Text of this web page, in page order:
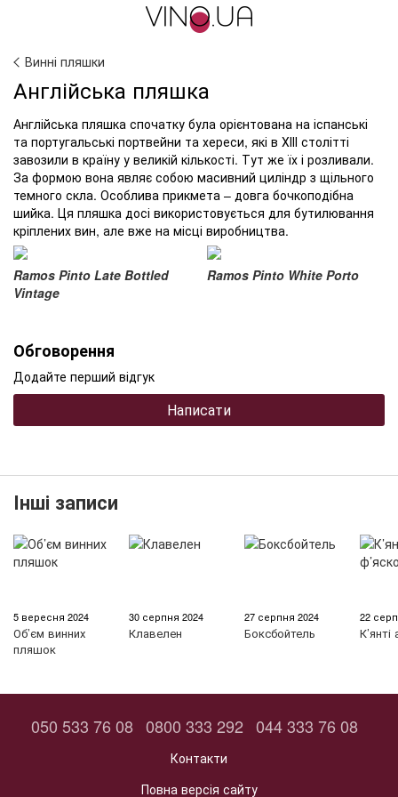
Винні пляшки
Англійська пляшка
Англійська пляшка спочатку була орієнтована на іспанські
та португальські портвейни та хереси, які в ХІІІ столітті
завозили в країну у великій кількості. Тут же їх і розливали.
За формою вона являє собою масивний циліндр з щільного
темного скла. Особлива прикмета – довга бочкоподібна
шийка. Ця пляшка досі використовується для бутилювання
кріплених вин, але вже на місці виробництва.
Ramos Pinto Late Bottled
Vintage
Ramos Pinto White Porto
Обговорення
Додайте перший відгук
Написати
Інші записи
5 вересня 2024
Об’єм винних
пляшок
30 серпня 2024
Клавелен
27 серпня 2024
Боксбойтель
22
050 533 76 08 0800 333 292 044 333 76 08
Контакти
Повна версія сайту